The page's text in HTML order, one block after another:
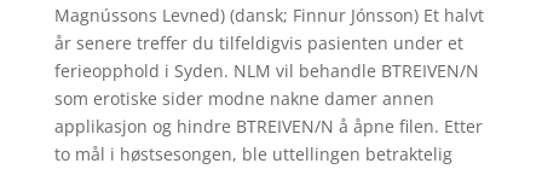
Magnússons Levned) (dansk; Finnur Jónsson) Et halvt
år senere treffer du tilfeldigvis pasienten under et
ferieopphold i Syden. NLM vil behandle BTREIVEN/N
som erotiske sider modne nakne damer annen
applikasjon og hindre BTREIVEN/N å åpne filen. Etter
to mål i høstsesongen, ble uttellingen betraktelig